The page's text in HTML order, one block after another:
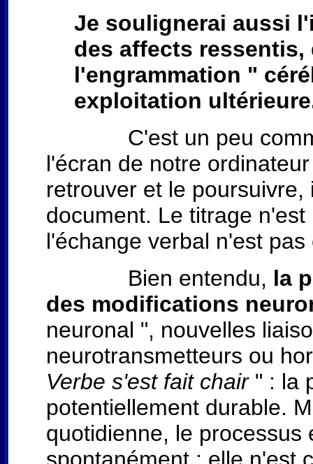
Je soulignerai aussi
des affects
l'engrammation "
exploitation
C'est un peu comme
l'écran de notre
retrouver et le
document. Le titrage
l'échange verbal n'est
Bien entendu, la
des modifications
neuronal ", nouvelles
neurotransmetteurs ou
Verbe s'est fait chair " : la
potentiellement durable.
quotidienne, le processus